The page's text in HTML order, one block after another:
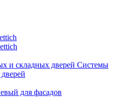
Системы
для фасадов